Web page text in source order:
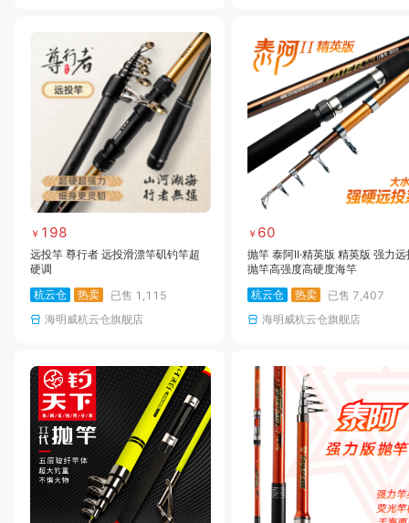
￥ 198
远投竿 尊行者 远投滑漂竿矶钓竿超
硬调
杭云仓
热卖 已售 1,115
海明威杭云仓旗舰店
￥ 60
抛竿 泰阿II·精英版 精英版 强力远
抛竿高强度高硬度海竿
杭云仓
热卖 已售 7,407
海明威杭云仓旗舰店